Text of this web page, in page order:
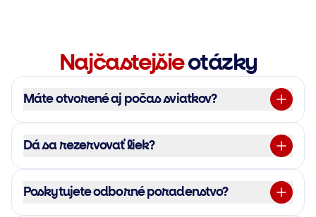
Najčastejšieotázky
Máte otvorené aj počas sviatkov?
Dá sa rezervovať liek?
Poskytujete odborné poradenstvo?